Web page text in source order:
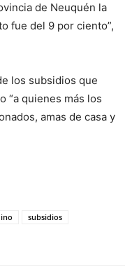
de Neuquén la
fue del 9 por ciento”,
los subsidios que
“a quienes más los
amas de casa y
subsidios